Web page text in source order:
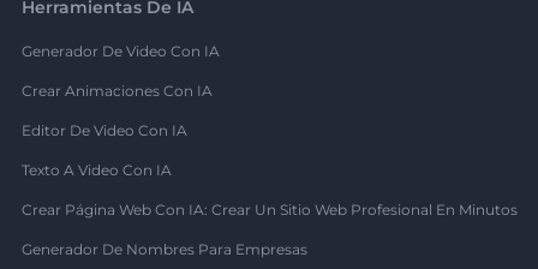
Herramientas De IA
Generador De Video Con IA
Crear Animaciones Con IA
Editor De Video Con IA
Texto A Video Con IA
Crear Página Web Con IA: Crear Un Sitio Web Profesional En Minutos
Generador De Nombres Para Empresas